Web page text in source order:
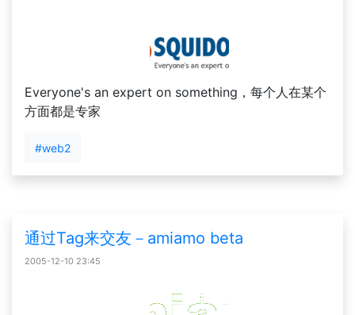
Everyone's an expert on something，每个人在某个
方面都是专家
#web2
通过Tag来交友－amiamo beta
2005-12-10 23:45